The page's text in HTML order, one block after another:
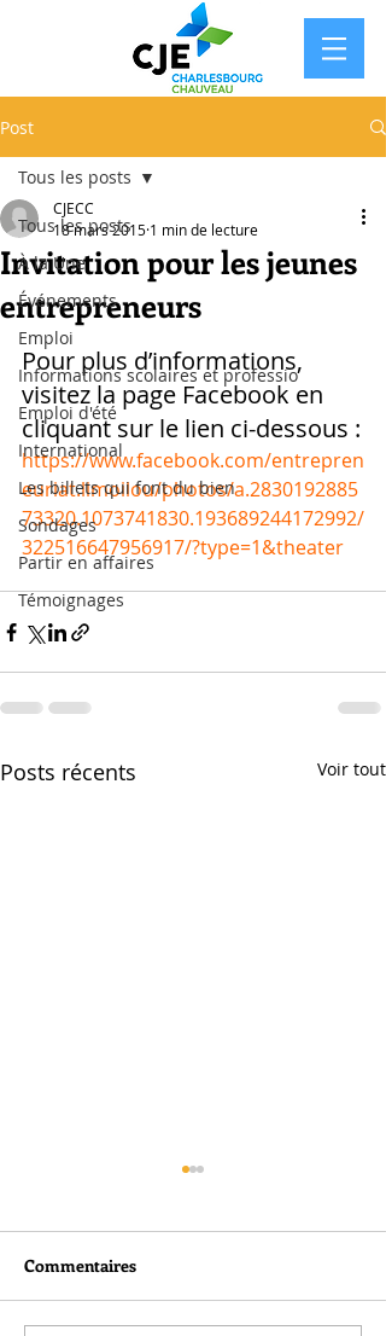
Post
Tous les posts
À la Une
Événements
Emploi
Informations scolaires et professio
Emploi d'été
International
Les billets qui font du bien
Sondages
Partir en affaires
Témoignages
Tous les posts
Invitation pour les jeunes
entrepreneurs
CJECC
18 mars 2015 1 min de lecture
Pour plus d’informations,
visitez la page Facebook en
cliquant sur le lien ci-dessous :
https://www.facebook.com/entrepren
euriat.limoilou/photos/a.2830192885
73320.1073741830.193689244172992/
322516647956917/?type=1&theater
Posts récents Voir tout
Commentaires